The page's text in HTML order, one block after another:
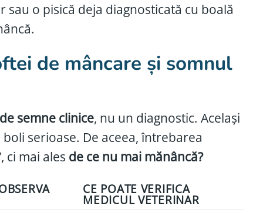
o pisică deja diagnosticată cu boală
de mâncare și somnul
semne clinice, nu un diagnostic. Același
serioase. De aceea, întrebarea
ci mai ales de ce nu mai mănâncă?
CE POATE VERIFICA
MEDICUL VETERINAR